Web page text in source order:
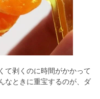
て剥くのに時間がかかって
なときに重宝するのが、ダ